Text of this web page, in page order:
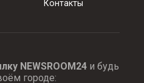
Контакты
NEWSROOM24и будь
городе: